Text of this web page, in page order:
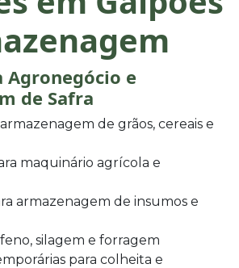
Agronegócio e
de Safra
de grãos, cereais e
maquinário agrícola e
armazenagem de insumos e
silagem e forragem
para colheita e